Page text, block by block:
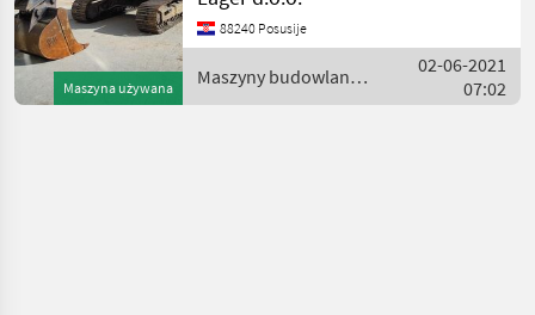
Maszyna używana
hammer / pliers bucket 1,
1m3 operating lights
machine width 3.000m
88240 Posusije
Maszyny budowlane /
JCB
02-06-2021
07:02